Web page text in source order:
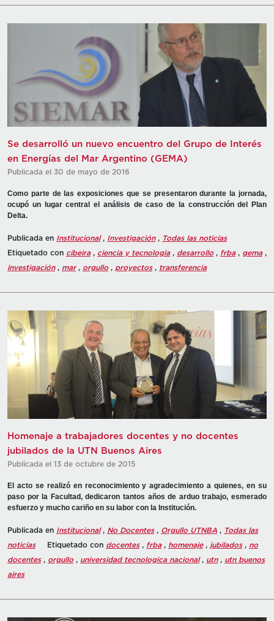
Se desarrolló un nuevo encuentro del Grupo de Interés
en Energías del Mar Argentino (GEMA)
Publicada el 30 de mayo de 2016
Como parte de las exposiciones que se presentaron durante la jornada,
ocupó un lugar central el análisis de caso de la construcción del Plan
Delta.
Publicada en Institucional, Investigación, Todas las noticias
Etiquetado con cibeira, ciencia y tecnologia, desarrollo, frba, gema,
investigación, mar, orgullo, proyectos, transferencia
Homenaje a trabajadores docentes y no docentes
jubilados de la UTN Buenos Aires
Publicada el 13 de octubre de 2015
El acto se realizó en reconocimiento y agradecimiento a quienes, en su
paso por la Facultad, dedicaron tantos años de arduo trabajo, esmerado
esfuerzo y mucho cariño en su labor con la Institución.
Publicada en Institucional, No Docentes, Orgullo UTNBA , Todas las
noticias
Etiquetado con docentes, frba, homenaje, jubilados, no
docentes, orgullo, universidad tecnologica nacional, utn, utn buenos
aires